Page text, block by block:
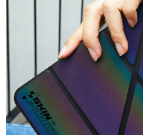
請求用戶進行身份認證。
５．嚴禁一人註冊多個帳號或使用他
恩沛科技股份有限公司將有權停止該